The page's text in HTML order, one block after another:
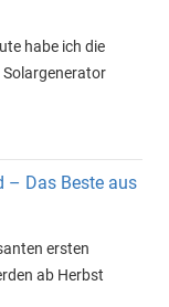
habe ich die
Solargenerator
– Das Beste aus
ersten
ab Herbst